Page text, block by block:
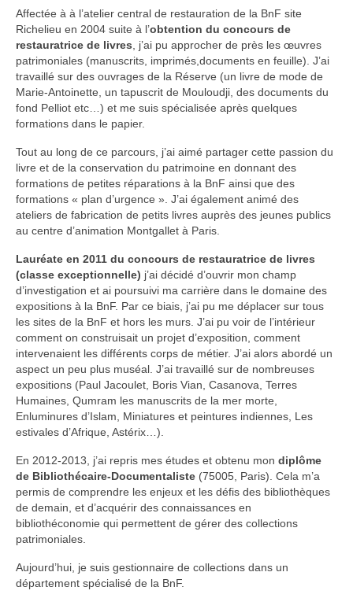
Expositions
Les bandes dessinées
Projet : De fil et de soi-même
Affectée à à l’atelier central de restauration de la BnF site
Richelieu en 2004 suite à l’obtention du concours de
restauratrice de livres, j’ai pu approcher de près les œuvres
patrimoniales (manuscrits, imprimés,documents en feuille). J’ai
travaillé sur des ouvrages de la Réserve (un livre de mode de
Marie-Antoinette, un tapuscrit de Mouloudji, des documents du
fond Pelliot etc…) et me suis spécialisée après quelques
formations dans le papier.
Tout au long de ce parcours, j’ai aimé partager cette passion du
livre et de la conservation du patrimoine en donnant des
formations de petites réparations à la BnF ainsi que des
formations « plan d’urgence ». J’ai également animé des
ateliers de fabrication de petits livres auprès des jeunes publics
au centre d’animation Montgallet à Paris.
Lauréate en 2011 du concours de restauratrice de livres
(classe exceptionnelle) j’ai décidé d’ouvrir mon champ
d’investigation et ai poursuivi ma carrière dans le domaine des
expositions à la BnF. Par ce biais, j’ai pu me déplacer sur tous
les sites de la BnF et hors les murs. J’ai pu voir de l’intérieur
comment on construisait un projet d’exposition, comment
intervenaient les différents corps de métier. J’ai alors abordé un
aspect un peu plus muséal. J’ai travaillé sur de nombreuses
expositions (Paul Jacoulet, Boris Vian, Casanova, Terres
Humaines, Qumram les manuscrits de la mer morte,
Enluminures d’Islam, Miniatures et peintures indiennes, Les
estivales d’Afrique, Astérix…).
En 2012-2013, j’ai repris mes études et obtenu mon diplôme
de Bibliothécaire-Documentaliste (75005, Paris). Cela m’a
permis de comprendre les enjeux et les défis des bibliothèques
de demain, et d’acquérir des connaissances en
bibliothéconomie qui permettent de gérer des collections
patrimoniales.
Aujourd’hui, je suis gestionnaire de collections dans un
département spécialisé de la BnF.